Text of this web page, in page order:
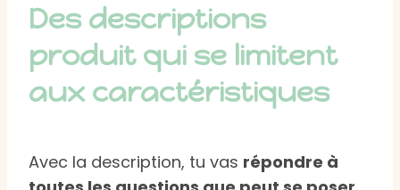
Des descriptions
produit qui se limitent
aux caractéristiques
Avec la description, tu vas répondre à